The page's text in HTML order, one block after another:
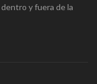
y fuera de la